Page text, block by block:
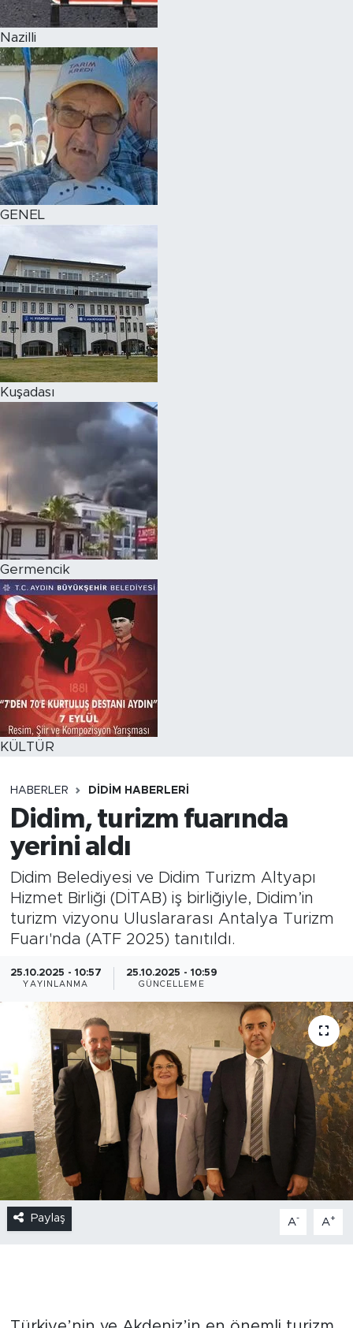
Nazilli
GENEL
Kuşadası
Germencik
KÜLTÜR
HABERLER DIDIM HABERLERI
Didim, turizm fuarında
yerini aldı
Didim Belediyesi ve Didim Turizm Altyapı
Hizmet Birliği (DİTAB) iş birliğiyle, Didim’in
turizm vizyonu Uluslararası Antalya Turizm
Fuarı'nda (ATF 2025) tanıtıldı.
25.10.2025 - 10:57
YAYINLANMA
25.10.2025 - 10:59
GÜNCELLEME
Paylaş A- A+